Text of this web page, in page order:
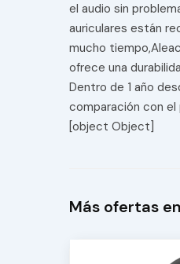
el audio sin
auriculares están
mucho
ofrece una
Dentro de 1 año
comparación con
[object Object]
Más ofertas